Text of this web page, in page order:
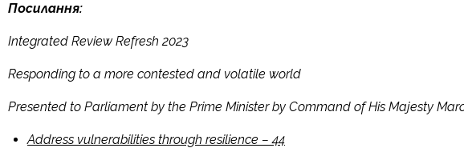
Посилання:
Integrated Review Refresh 2023
Responding to a more contested and volatile world
Presented to Parliament by the Prime Minister by Command of His Majesty
Address vulnerabilities through resilience – 44